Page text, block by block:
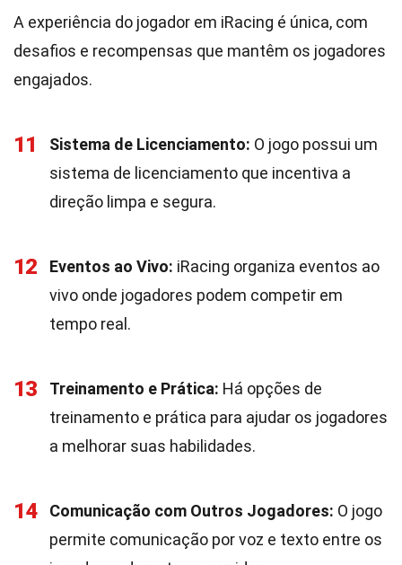
A experiência do jogador em iRacing é única, com
desafios e recompensas que mantêm os jogadores
engajados.
11 Sistema de Licenciamento: O jogo possui um
sistema de licenciamento que incentiva a
direção limpa e segura.
12 Eventos ao Vivo: iRacing organiza eventos ao
vivo onde jogadores podem competir em
tempo real.
13 Treinamento e Prática: Há opções de
treinamento e prática para ajudar os jogadores
a melhorar suas habilidades.
14 Comunicação com Outros Jogadores: O jogo
permite comunicação por voz e texto entre os